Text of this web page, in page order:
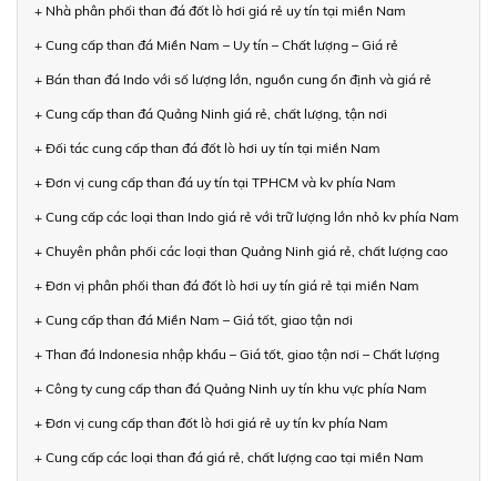
+ Nhà phân phối than đá đốt lò hơi giá rẻ uy tín tại miền Nam
+ Cung cấp than đá Miền Nam – Uy tín – Chất lượng – Giá rẻ
+ Bán than đá Indo với số lượng lớn, nguồn cung ổn định và giá rẻ
+ Cung cấp than đá Quảng Ninh giá rẻ, chất lượng, tận nơi
+ Đối tác cung cấp than đá đốt lò hơi uy tín tại miền Nam
+ Đơn vị cung cấp than đá uy tín tại TPHCM và kv phía Nam
+ Cung cấp các loại than Indo giá rẻ với trữ lượng lớn nhỏ kv phía Nam
+ Chuyên phân phối các loại than Quảng Ninh giá rẻ, chất lượng cao
+ Đơn vị phân phối than đá đốt lò hơi uy tín giá rẻ tại miền Nam
+ Cung cấp than đá Miền Nam – Giá tốt, giao tận nơi
+ Than đá Indonesia nhập khẩu – Giá tốt, giao tận nơi – Chất lượng
+ Công ty cung cấp than đá Quảng Ninh uy tín khu vực phía Nam
+ Đơn vị cung cấp than đốt lò hơi giá rẻ uy tín kv phía Nam
+ Cung cấp các loại than đá giá rẻ, chất lượng cao tại miền Nam